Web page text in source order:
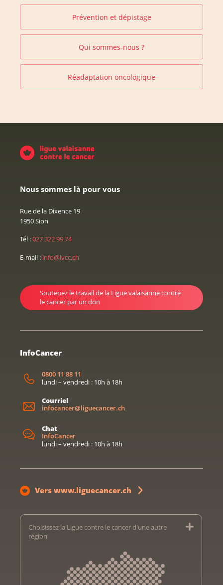
Prévention et dépistage
Qui sommes-nous ?
Réadaptation oncologique
Nous sommes là pour vous
Rue de la Dixence 19
1950 Sion
Tél :027 322 99 74
E-mail : info@lvcc.ch
Soutenez le travail de la Ligue valaisanne contre
le cancer par un don
InfoCancer
0800 11 88 11
lundi – vendredi : 10h à 18h
Courriel
infocancer@liguecancer.ch
Chat
InfoCancer
lundi – vendredi : 10h à 18h
Vers www.liguecancer.ch
Choisissez la Ligue contre le cancer d'une autre
région